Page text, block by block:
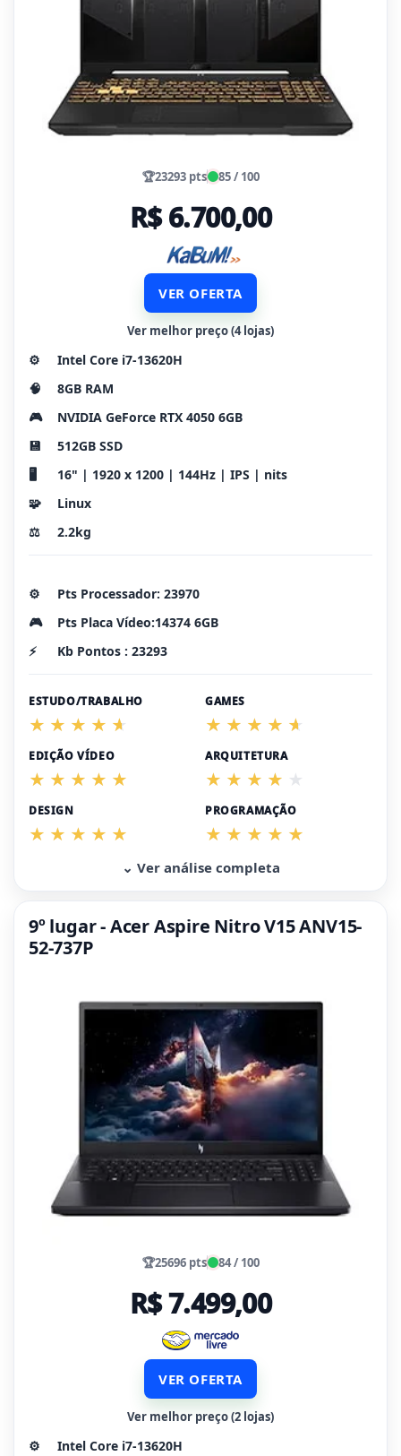
🏆23293 pts 85 / 100
R$ 6.700,00
VER OFERTA
Ver melhor preço (4 lojas)
⚙️
Intel Core i7-13620H
🧠
8GB RAM
🎮
NVIDIA GeForce RTX 4050 6GB
💾
512GB SSD
🖥️
16" | 1920 x 1200 | 144Hz | IPS | nits
🧩
Linux
⚖️
2.2kg
⚙️
Pts Processador: 23970
🎮
Pts Placa Vídeo:14374 6GB
⚡
Kb Pontos : 23293
ESTUDO/TRABALHO GAMES
EDIÇÃO VÍDEO ARQUITETURA
DESIGN PROGRAMAÇÃO
⌄ Ver análise completa
9º lugar - Acer Aspire Nitro V15 ANV15-
52-737P
🏆25696 pts 84 / 100
R$ 7.499,00
VER OFERTA
Ver melhor preço (2 lojas)
⚙️
Intel Core i7-13620H